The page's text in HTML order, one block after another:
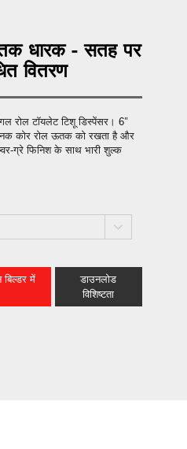
धारक - सतह पर
वितरण
रोल टॉयलेट टिशू डिस्पेंसर। 6"
कोर रोल ऊतक को रखता है और
ग्रे फिनिश के साथ भारी शुल्क
में
डाउनलोड
विशिष्टता